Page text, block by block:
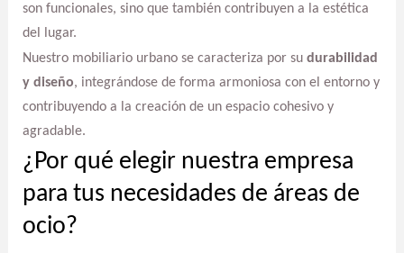
son funcionales, sino que también contribuyen a la estética
del lugar.
Nuestro mobiliario urbano se caracteriza por su durabilidad
y diseño, integrándose de forma armoniosa con el entorno y
contribuyendo a la creación de un espacio cohesivo y
agradable.
¿Por qué elegir nuestra empresa
para tus necesidades de áreas de
ocio?